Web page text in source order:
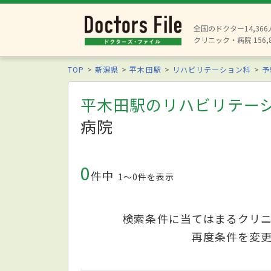
全国のドクター14,366
クリニック・病院
TOP 新潟県 平木田駅 リハビリテーション科
平木田駅のリハビリテー
病院
0件中 1〜0件を表示
検索条件に当てはまるクリ
再度条件を変